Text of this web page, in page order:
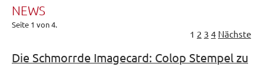
NEWS
Seite 1 von 4.
1 2 3 4 Nächste
Die Schmorrde Imagecard: Colop Stempel zu